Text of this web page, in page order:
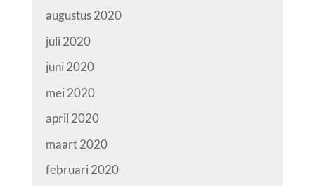
augustus 2020
juli 2020
juni 2020
mei 2020
april 2020
maart 2020
februari 2020